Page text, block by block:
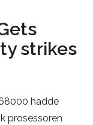
strikes
hadde
prosessoren